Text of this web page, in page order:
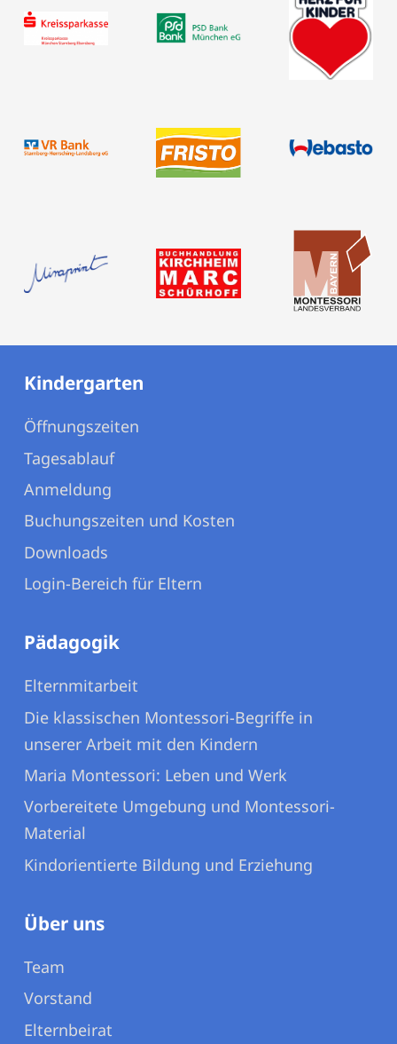
Kindergarten
Öffnungszeiten
Tagesablauf
Anmeldung
Buchungszeiten und Kosten
Downloads
Login-Bereich für Eltern
Pädagogik
Elternmitarbeit
Die klassischen Montessori-Begriffe in
unserer Arbeit mit den Kindern
Maria Montessori: Leben und Werk
Vorbereitete Umgebung und Montessori-
Material
Kindorientierte Bildung und Erziehung
Über uns
Team
Vorstand
Elternbeirat